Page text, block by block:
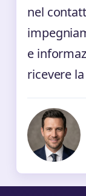
nel
e
ricevere